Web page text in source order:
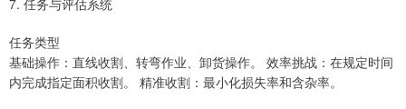
任务类型
基础操作：直线收割、转弯作业、卸货操作。 效率挑战：在规定时间
内完成指定面积收割。 精准收割：最小化损失率和含杂率。